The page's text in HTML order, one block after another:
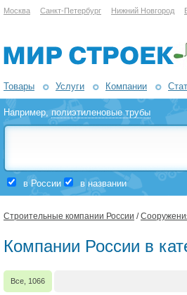
Москва Санкт-Петербург Нижний Новгород
Товары Услуги Компании
Например,полиэтиленовые трубы
в России в названии
Строительные компании России /
Компании России в
Все, 1066